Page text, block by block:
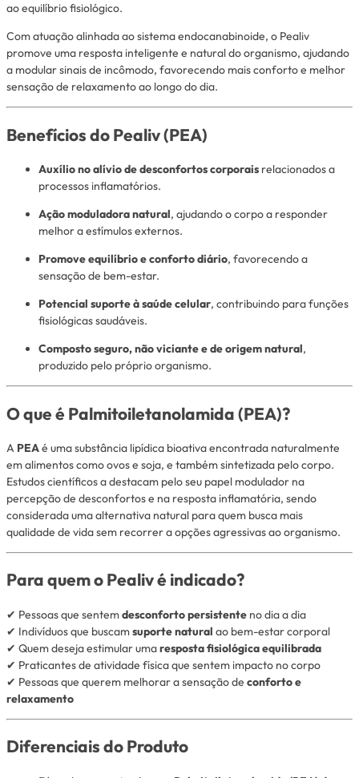
ao equilíbrio fisiológico.
Com atuação alinhada ao sistema endocanabinoide, o Pealiv
promove uma resposta inteligente e natural do organismo, ajudando
a modular sinais de incômodo, favorecendo mais conforto e melhor
sensação de relaxamento ao longo do dia.
Benefícios do Pealiv (PEA)
Auxílio no alívio de desconfortos corporais relacionados a
processos inflamatórios.
Ação moduladora natural, ajudando o corpo a responder
melhor a estímulos externos.
Promove equilíbrio e conforto diário, favorecendo a
sensação de bem-estar.
Potencial suporte à saúde celular, contribuindo para funções
fisiológicas saudáveis.
Composto seguro, não viciante e de origem natural,
produzido pelo próprio organismo.
O que é Palmitoiletanolamida (PEA)?
A PEAé uma substância lipídica bioativa encontrada naturalmente
em alimentos como ovos e soja, e também sintetizada pelo corpo.
Estudos científicos a destacam pelo seu papel modulador na
percepção de desconfortos e na resposta inflamatória, sendo
considerada uma alternativa natural para quem busca mais
qualidade de vida sem recorrer a opções agressivas ao organismo.
Para quem o Pealiv é indicado?
✔ Pessoas que sentemdesconforto persistente no dia a dia
✔ Indivíduos que buscamsuporte natural ao bem-estar corporal
✔ Quem deseja estimular umaresposta fisiológica equilibrada
✔ Praticantes de atividade física que sentem impacto no corpo
✔ Pessoas que querem melhorar a sensação de conforto e
relaxamento
Diferenciais do Produto